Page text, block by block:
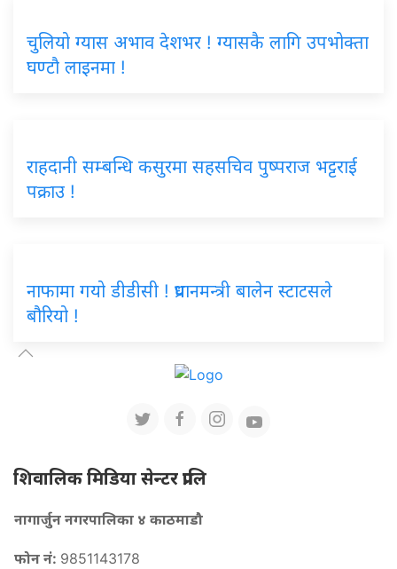
चुलियो ग्यास अभाव देशभर ! ग्यासकै लागि उपभोक्ता
घण्टौ लाइनमा !
राहदानी सम्बन्धि कसुरमा सहसचिव पुष्पराज भट्टराई
पक्राउ !
नाफामा गयो डीडीसी ! प्रधानमन्त्री बालेन स्टाटसले
बौरियो !
शिवालिक मिडिया सेन्टर प्रालि
नागार्जुन नगरपालिका ४ काठमाडौ
फोन नं: 9851143178